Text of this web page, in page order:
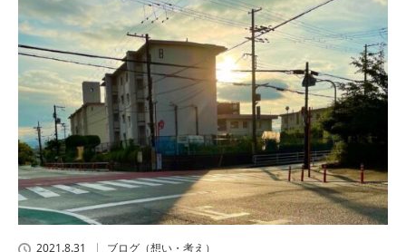
2021.8.31 ブログ（想い・考え）